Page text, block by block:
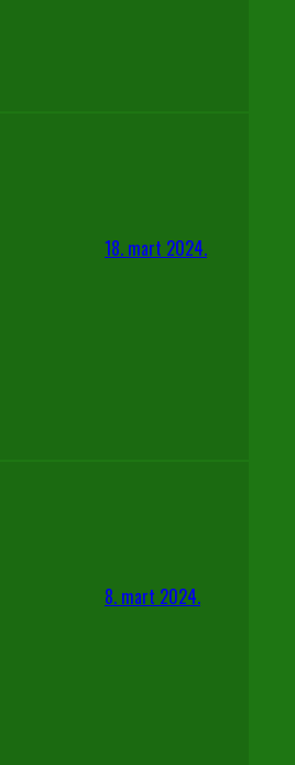
18. mart 2024.
8. mart 2024.